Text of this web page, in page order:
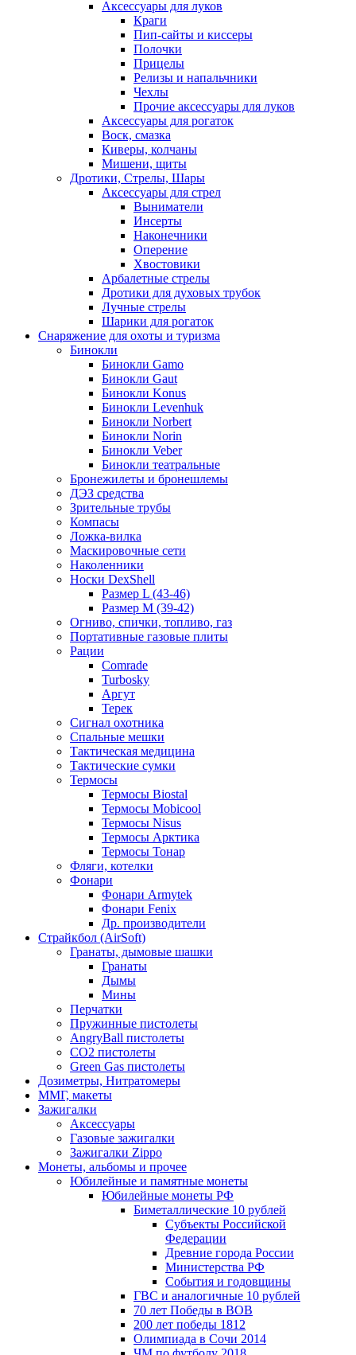
Аксессуары для луков
Краги
Пип-сайты и киссеры
Полочки
Прицелы
Релизы и напальчники
Чехлы
Прочие аксессуары для луков
Аксессуары для рогаток
Воск, смазка
Киверы, колчаны
Мишени, щиты
Дротики, Стрелы, Шары
Аксессуары для стрел
Выниматели
Инсерты
Наконечники
Оперение
Хвостовики
Арбалетные стрелы
Дротики для духовых трубок
Лучные стрелы
Шарики для рогаток
Снаряжение для охоты и туризма
Бинокли
Бинокли Gamo
Бинокли Gaut
Бинокли Konus
Бинокли Levenhuk
Бинокли Norbert
Бинокли Norin
Бинокли Veber
Бинокли театральные
Бронежилеты и бронешлемы
ДЭЗ средства
Зрительные трубы
Компасы
Ложка-вилка
Маскировочные сети
Наколенники
Носки DexShell
Размер L (43-46)
Размер M (39-42)
Огниво, спички, топливо, газ
Портативные газовые плиты
Рации
Comrade
Turbosky
Аргут
Терек
Сигнал охотника
Спальные мешки
Тактическая медицина
Тактические сумки
Термосы
Термосы Biostal
Термосы Mobicool
Термосы Nisus
Термосы Арктика
Термосы Тонар
Фляги, котелки
Фонари
Фонари Armytek
Фонари Fenix
Др. производители
Страйкбол (AirSoft)
Гранаты, дымовые шашки
Гранаты
Дымы
Мины
Перчатки
Пружинные пистолеты
AngryBall пистолеты
CO2 пистолеты
Green Gas пистолеты
Дозиметры, Нитратомеры
ММГ, макеты
Зажигалки
Аксессуары
Газовые зажигалки
Зажигалки Zippo
Монеты, альбомы и прочее
Юбилейные и памятные монеты
Юбилейные монеты РФ
Биметаллические 10 рублей
Субъекты Российской
Федерации
Древние города России
Министерства РФ
События и годовщины
ГВС и аналогичные 10 рублей
70 лет Победы в ВОВ
200 лет победы 1812
Олимпиада в Сочи 2014